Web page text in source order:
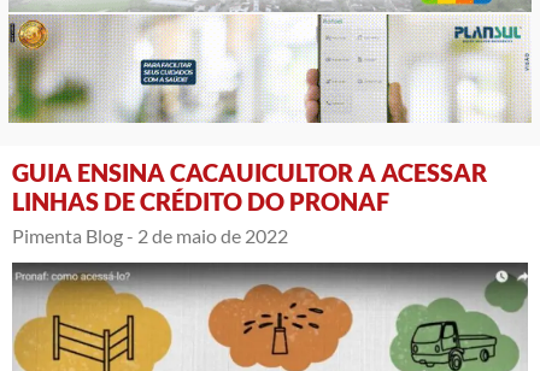
GUIA ENSINA CACAUICULTOR A ACESSAR
LINHAS DE CRÉDITO DO PRONAF
Pimenta Blog - 2 de maio de 2022